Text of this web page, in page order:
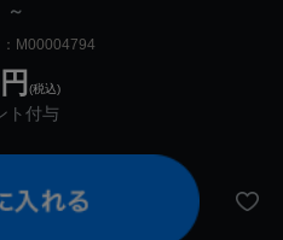
～
M00004794
(税込)
ト付与